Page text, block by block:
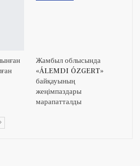
Жамбыл облысында
«ÁLEMDI ÓZGERT»
байқауының
жеңімпаздары
марапатталды